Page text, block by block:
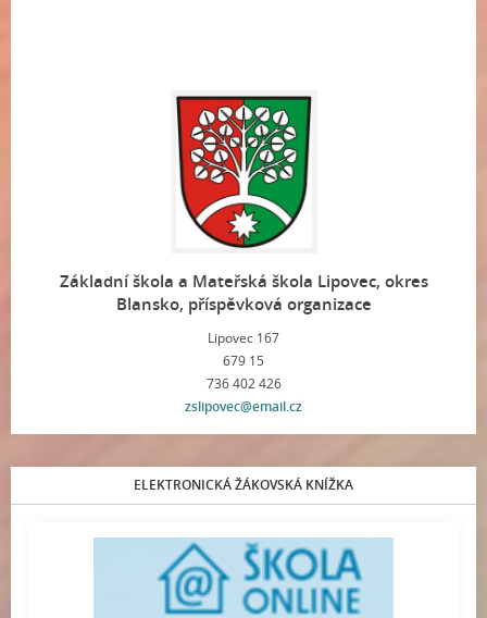
Základní škola a Mateřská škola Lipovec, okres
Blansko, příspěvková organizace
Lipovec 167
679 15
736 402 426
zslipovec@email.cz
ELEKTRONICKÁ ŽÁKOVSKÁ KNÍŽKA